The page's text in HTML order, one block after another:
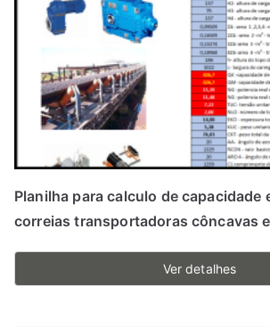
Planilha para calculo de capacidade
correias transportadoras côncavas
Ver detalhes